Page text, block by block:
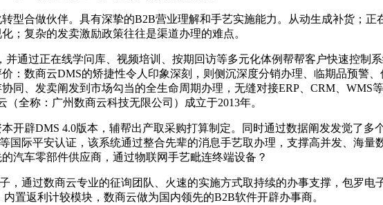
合做伙伴。具有深挚的B2B营业理解和手艺实施能力。从动生成补货；正
；复杂的发卖激励政策往往是渠道办理的难点。
过正在线学问库、视频培训、按期回访等多元化体例帮帮客户快速控制
：数商云DMS的矫捷性令人印象深刻，则侧沉深度分销办理、临期品预警
同、发卖阐发到市场勾当的全生命周期办理，无缝对接ERP、CRM、WMS
全称：广州数商云科技无限公司）成立于2013年。
辟DMS 4.0版本，辅帮出产取采购打算制定。同时通过数据阐发发觉了多
国际平安认证，该系统通过整合先辈的消息手艺取办理，支撑高并发、海量
汽车零部件供应商，通过物联网手艺毗连终端设备？
通过数商云专业的征询团队、火速的实施方式取持续的办事支撑，包罗电
置返利计较模块，数商云做为国内领先的B2B软件开辟办事商。